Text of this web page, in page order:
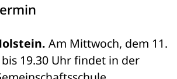
Am Mittwoch, dem 11.
19.30 Uhr findet in der